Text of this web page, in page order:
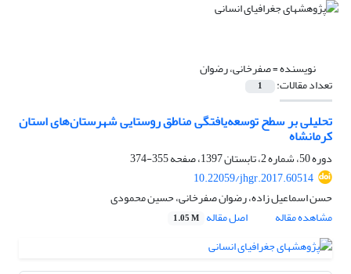
نویسنده =صفرخانی، رضوان
تعداد مقالات: 1
تحلیلی بر سطح توسعه‌یافتگی مناطق روستایی شهرستان‌های استان
کرمانشاه
دوره 50، شماره 2، تابستان 1397، صفحه
355-374
10.22059/jhgr.2017.60514
حسن اسماعیل زاده، رضوان صفرخانی، حسین محمودی
مشاهده مقاله
اصل مقاله 1.05 M